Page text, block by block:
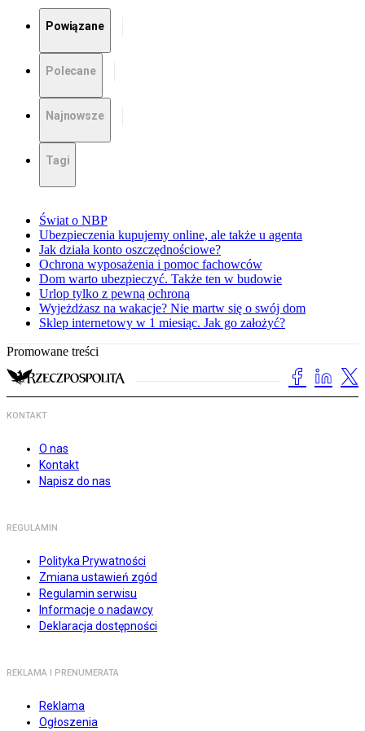
Powiązane
Polecane
Najnowsze
Tagi
Świat o NBP
Ubezpieczenia kupujemy online, ale także u agenta
Jak działa konto oszczędnościowe?
Ochrona wyposażenia i pomoc fachowców
Dom warto ubezpieczyć. Także ten w budowie
Urlop tylko z pewną ochroną
Wyjeżdżasz na wakacje? Nie martw się o swój dom
Sklep internetowy w 1 miesiąc. Jak go założyć?
Promowane treści
KONTAKT
O nas
Kontakt
Napisz do nas
REGULAMIN
Polityka Prywatności
Zmiana ustawień zgód
Regulamin serwisu
Informacje o nadawcy
Deklaracja dostępności
REKLAMA I PRENUMERATA
Reklama
Ogłoszenia